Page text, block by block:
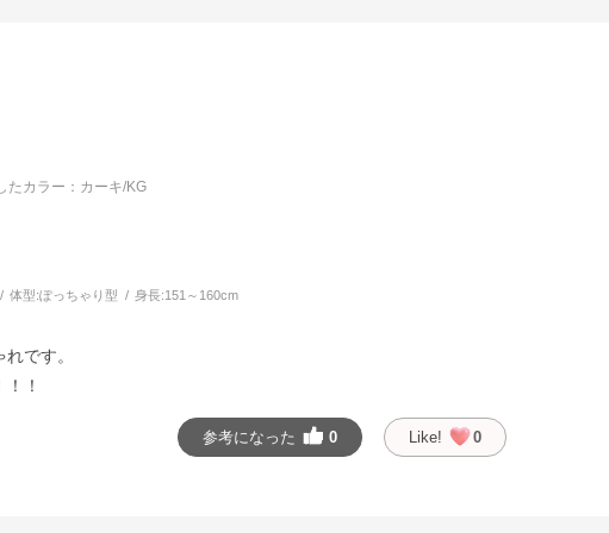
たカラー：カーキ/KG
体型:ぽっちゃり型 身長:151～160cm
です。
！
参考になった 0 Like! 0